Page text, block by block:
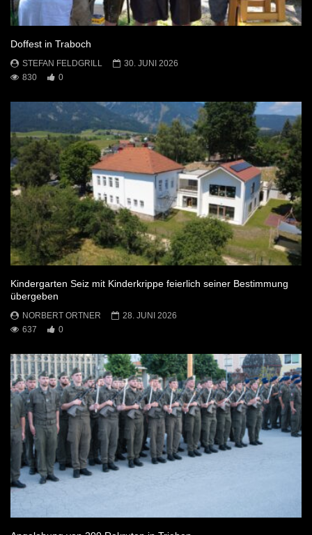
Doffest in Traboch
STEFAN FELDGRILL
30. JUNI 2026
830
0
Kindergarten Seiz mit Kinderkrippe feierlich seiner Bestimmung
übergeben
NORBERT ORTNER
28. JUNI 2026
637
0